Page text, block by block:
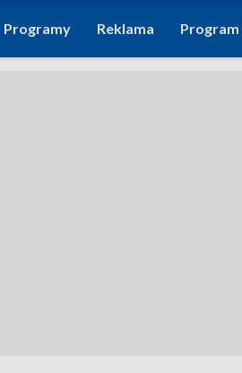
Programy Reklama Program